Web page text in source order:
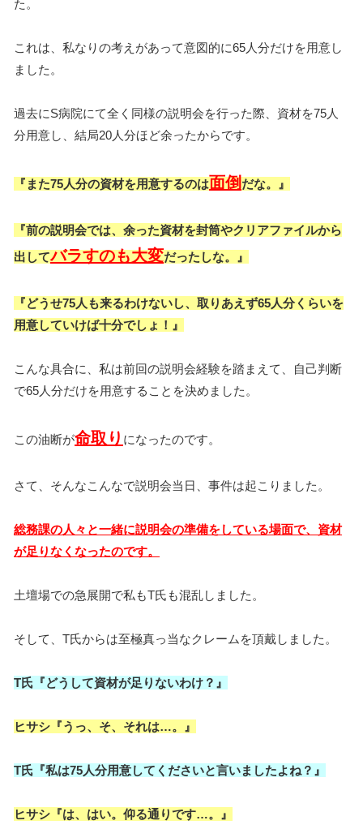
た。
これは、私なりの考えがあって意図的に65人分だけを用意し
ました。
過去にS病院にて全く同様の説明会を行った際、資材を75人
分用意し、結局20人分ほど余ったからです。
『また75人分の資材を用意するのは面倒だな。』
『前の説明会では、余った資材を封筒やクリアファイルから
出してバラすのも大変だったしな。』
『どうせ75人も来るわけないし、取りあえず65人分くらいを
用意していけば十分でしょ！』
こんな具合に、私は前回の説明会経験を踏まえて、自己判断
で65人分だけを用意することを決めました。
この油断が命取り になったのです。
さて、そんなこんなで説明会当日、事件は起こりました。
総務課の人々と一緒に説明会の準備をしている場面で、資材
が足りなくなったのです。
土壇場での急展開で私もT氏も混乱しました。
そして、T氏からは至極真っ当なクレームを頂戴しました。
T氏『どうして資材が足りないわけ？』
ヒサシ『うっ、そ、それは…。』
T氏『私は75人分用意してくださいと言いましたよね？』
ヒサシ『は、はい。仰る通りです…。』